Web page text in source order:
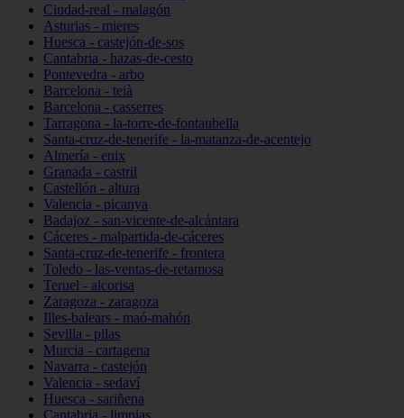
Ciudad-real - malagón
Asturias - mieres
Huesca - castejón-de-sos
Cantabria - hazas-de-cesto
Pontevedra - arbo
Barcelona - teià
Barcelona - casserres
Tarragona - la-torre-de-fontaubella
Santa-cruz-de-tenerife - la-matanza-de-acentejo
Almería - enix
Granada - castril
Castellón - altura
Valencia - picanya
Badajoz - san-vicente-de-alcántara
Cáceres - malpartida-de-cáceres
Santa-cruz-de-tenerife - frontera
Toledo - las-ventas-de-retamosa
Teruel - alcorisa
Zaragoza - zaragoza
Illes-balears - maó-mahón
Sevilla - pilas
Murcia - cartagena
Navarra - castejón
Valencia - sedaví
Huesca - sariñena
Cantabria - limpias